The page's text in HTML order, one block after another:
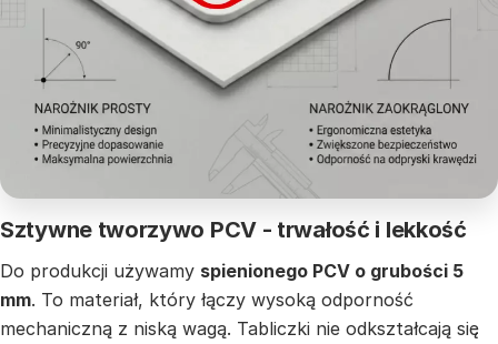
Sztywne tworzywo PCV - trwałość i lekkość
Do produkcji używamy spienionego PCV o grubości 5
mm. To materiał, który łączy wysoką odporność
mechaniczną z niską wagą. Tabliczki nie odkształcają się